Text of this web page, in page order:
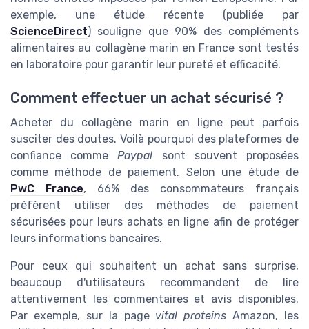
exemple, une étude récente (publiée par
ScienceDirect) souligne que 90% des compléments
alimentaires au collagène marin en France sont testés
en laboratoire pour garantir leur pureté et efficacité.
Comment effectuer un achat sécurisé ?
Acheter du collagène marin en ligne peut parfois
susciter des doutes. Voilà pourquoi des plateformes de
confiance commePaypal sont souvent proposées
comme méthode de paiement. Selon une étude de
PwC France, 66% des consommateurs français
préfèrent utiliser des méthodes de paiement
sécurisées pour leurs achats en ligne afin de protéger
leurs informations bancaires.
Pour ceux qui souhaitent un achat sans surprise,
beaucoup d'utilisateurs recommandent de lire
attentivement les commentaires et avis disponibles.
Par exemple, sur la page vital proteins Amazon, les